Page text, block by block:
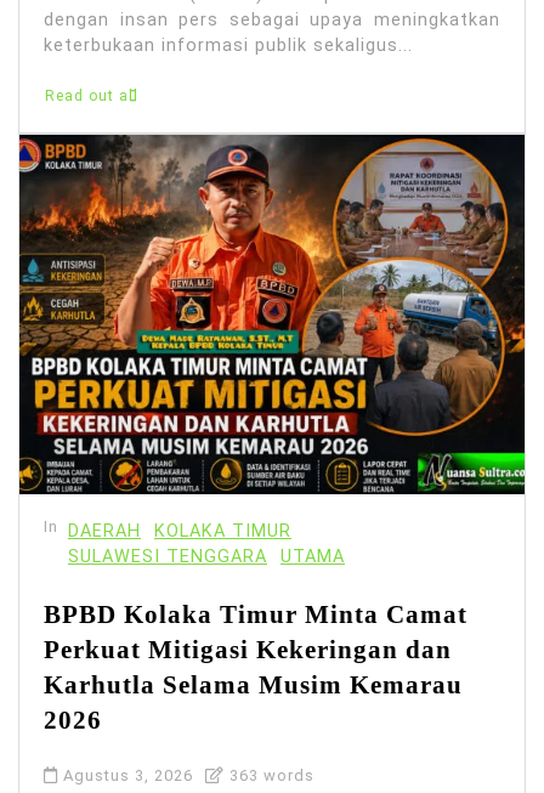
dengan insan pers sebagai upaya meningkatkan
keterbukaan informasi publik sekaligus...
Read out all
In DAERAH
KOLAKA TIMUR
SULAWESI TENGGARA
UTAMA
BPBD Kolaka Timur Minta Camat
Perkuat Mitigasi Kekeringan dan
Karhutla Selama Musim Kemarau
2026
Agustus 3, 2026 363 words